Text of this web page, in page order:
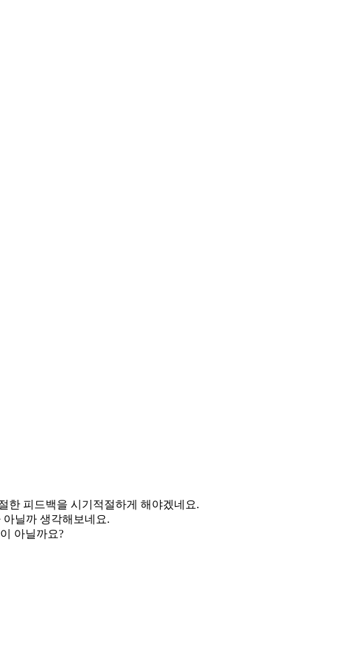
한 피드백을 시기적절하게 해야겠네요.
닐까 생각해보네요.
아닐까요?